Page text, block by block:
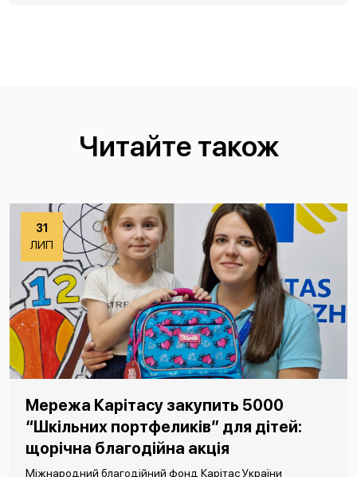
Читайте також
31
ЛИП
Мережа Карітасу закупить 5000
“Шкільних портфеликів” для дітей:
щорічна благодійна акція
Міжнародний благодійний фонд Карітас України